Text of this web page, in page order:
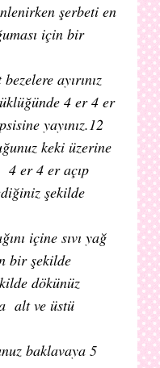
şerbeti en
için bir
ayırınız
4 er 4 er
yayınız.12
keki üzerine
4 er 4 er açıp
şekilde
içine sıvı yağ
bir şekilde
dökünüz
alt ve üstü
baklavaya 5